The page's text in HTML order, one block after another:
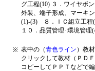
グ工程(10) ３．ワイヤボ
外装、端子形成、マーキ
(1)‐(3) ８．ＩＣ組立工程
１０．品質管理･環境管理
※ 表中の（青色ライン ）教
クリックして教材（ＰＤ
コピーしてＰＰＴなどで